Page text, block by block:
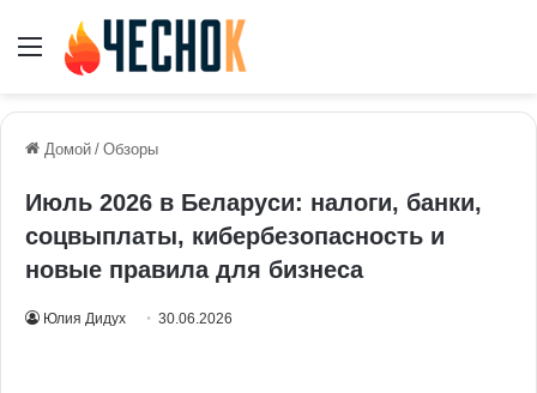
Меню
Домой / Обзоры
Июль 2026 в Беларуси: налоги, банки,
соцвыплаты, кибербезопасность и
новые правила для бизнеса
Юлия Дидух 30.06.2026